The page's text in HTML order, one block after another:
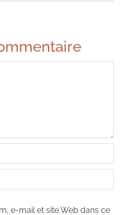
e-mail et site Web dans ce